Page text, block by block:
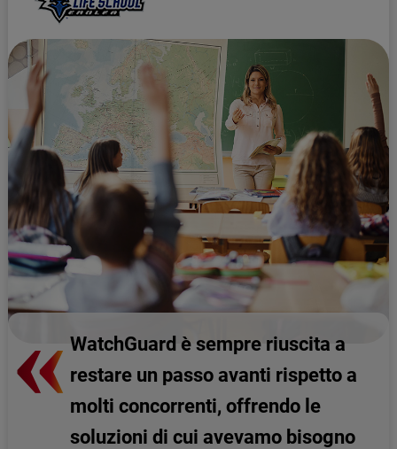
WatchGuard è sempre riuscita a
restare un passo avanti rispetto a
molti concorrenti, offrendo le
soluzioni di cui avevamo bisogno